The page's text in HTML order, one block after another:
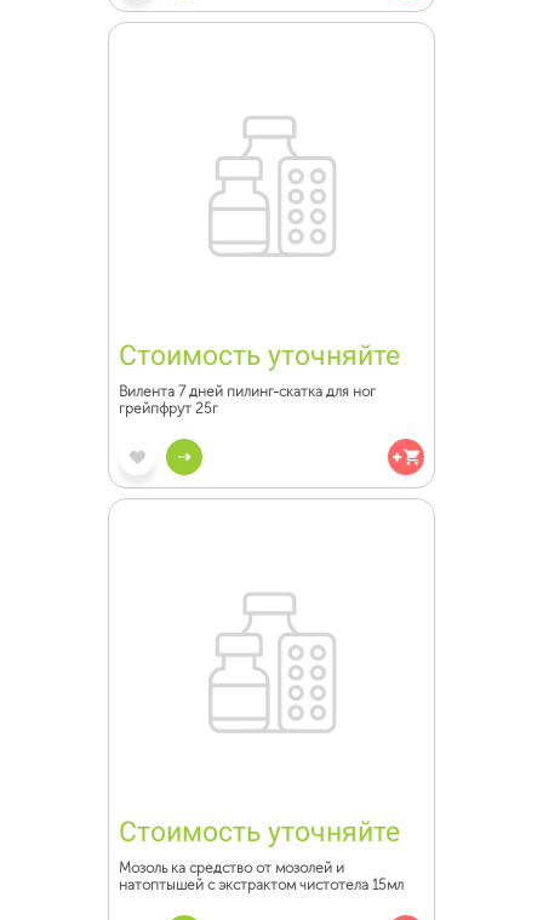
Стоимость уточняйте
Вилента 7 дней пилинг-скатка для ног
грейпфрут 25г
Стоимость уточняйте
Мозоль ка средство от мозолей и
натоптышей с экстрактом чистотела 15мл